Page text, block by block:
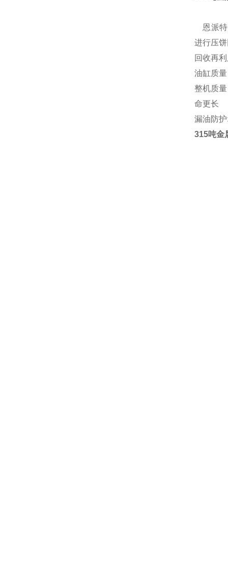
恩派特
进行压
回收再
油缸质
整机质
命更长
漏油防
315吨金